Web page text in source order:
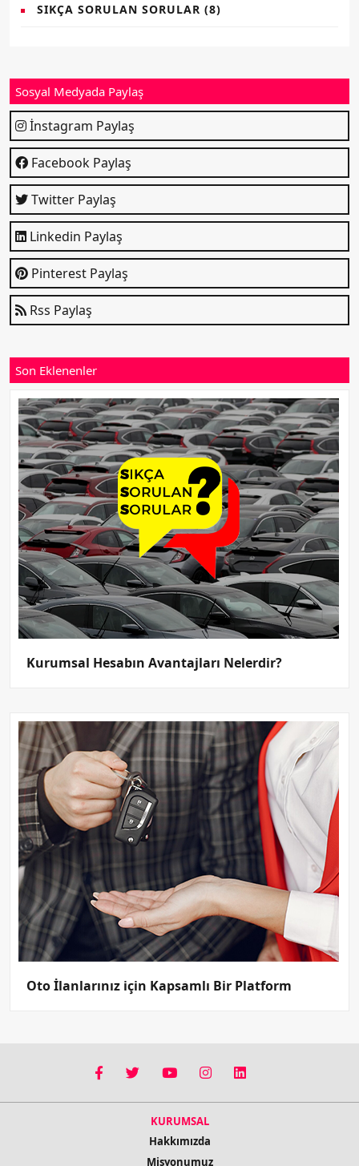
SIKÇA SORULAN SORULAR (8)
Sosyal Medyada Paylaş
İnstagram Paylaş
Facebook Paylaş
Twitter Paylaş
Linkedin Paylaş
Pinterest Paylaş
Rss Paylaş
Son Eklenenler
Kurumsal Hesabın Avantajları Nelerdir?
Oto İlanlarınız için Kapsamlı Bir Platform
KURUMSAL
Hakkımızda
Misyonumuz